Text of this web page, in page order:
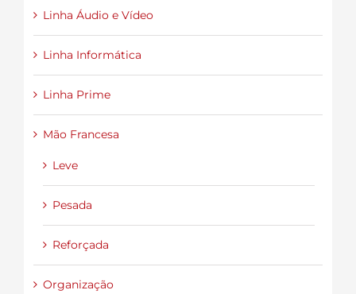
Linha Áudio e Vídeo
Linha Informática
Linha Prime
Mão Francesa
Leve
Pesada
Reforçada
Organização